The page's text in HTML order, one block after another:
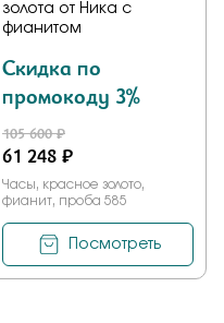
золота от Ника с
фианитом
Скидка по
промокоду 3%
105 600 ₽
61 248 ₽
Часы, красное золото,
фианит, проба 585
Посмотреть